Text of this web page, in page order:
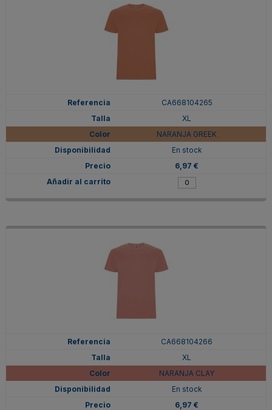
CA668104265
XL
NARANJA GREEK
En stock
6,97 €
CA668104266
XL
NARANJA CLAY
En stock
6,97 €